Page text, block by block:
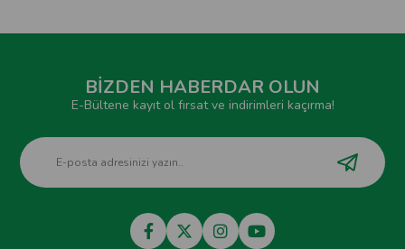
BİZDEN HABERDAR OLUN
E-Bültene kayıt ol fırsat ve indirimleri kaçırma!